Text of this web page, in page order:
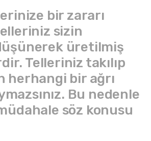
bir zararı
sizin
düşünerek üretilmiş
Telleriniz takılıp
herhangi bir ağrı
Bu nedenle
söz konusu